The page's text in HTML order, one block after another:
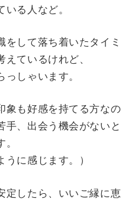
る人など。
をして落ち着いたタイミ
ているけれど、
しゃいます。
象も好感を持てる方なの
手、出会う機会がないと
うに感じます。）
定したら、いいご縁に恵